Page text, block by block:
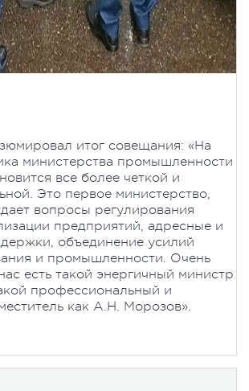
итог совещания: «На
министерства промышленности
все более четкой и
Это первое министерство,
вопросы регулирования
предприятий, адресные и
объединение усилий
и промышленности. Очень
есть такой энергичный министр
профессиональный и
как А.Н. Морозов».